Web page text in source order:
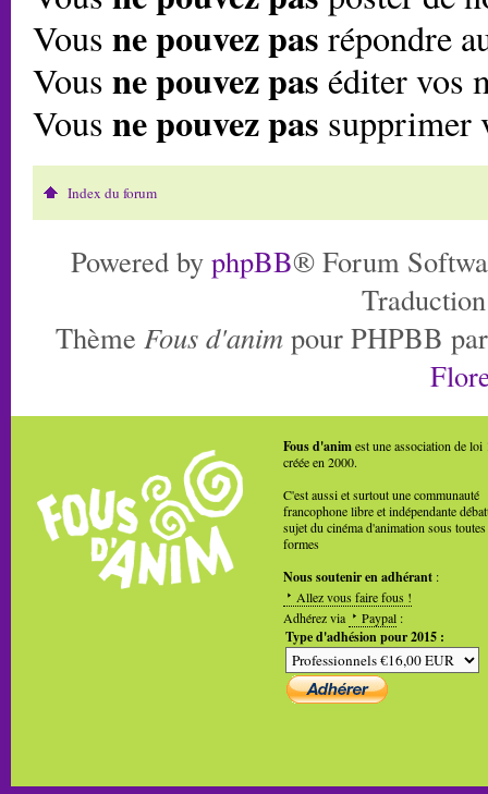
Vous ne pouvez pas répondre
Vous ne pouvez pas éditer vos
Vous ne pouvez pas supprimer
Index du forum
Powered by phpBB® Forum
Thème Fous d'anim pour PHPBB
Fous d'animest une association de loi
créée en 2000.
C'est aussi et surtout une communauté
francophone libre et indépendante
sujet du cinéma d'animation sous toutes
formes
Nous soutenir en adhérant :
Allez vous faire fous !
Adhérez via
Paypal :
Type d'adhésion pour 2015 :